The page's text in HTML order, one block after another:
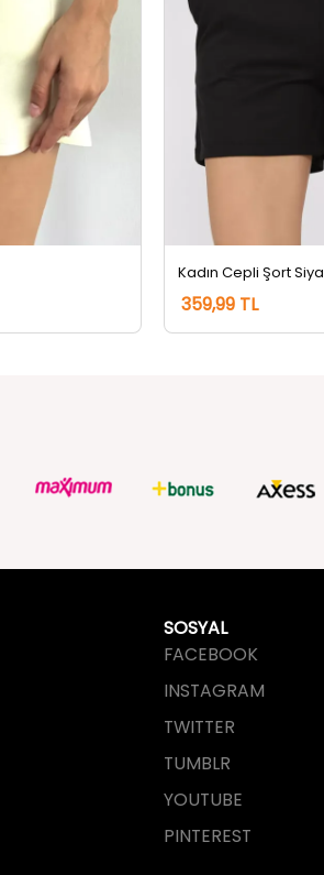
Kadın Cepli Şort Siyah
359,99 TL
SOSYAL
INSTAGRAM